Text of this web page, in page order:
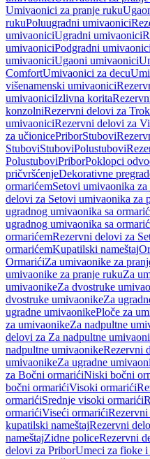
Umivaonici za pranje ruku
rukuPoluugradni umivaonici
umivaoniciUgradni umivaonici
umivaoniciPodgradni umivaonici
umivaoniciUgaoni umivaonici
ComfortUmivaonici za decu
višenamenski umivaonici
umivaoniciIzlivna korita
konzolniRezervni delovi za
umivaoniciRezervni delovi za
za učionicePriborStubovi
StuboviStuboviPolustubovi
PolustuboviPriborPoklopci
pričvršćenjeDekorativne
ormarićemSetovi umivaonika
delovi za Setovi umivaonika za
ugradnog umivaonika sa
ugradnog umivaonika sa
ormarićemRezervni delovi za
ormarićemKupatilski nameštaj
OrmarićiZa umivaonike za
umivaonike za pranje rukuZa
umivaonikeZa dvostruke
dvostruke umivaonikeZa
ugradne umivaonikePloče za
za umivaonikeZa nadpultne
delovi za Za nadpultne
nadpultne umivaonikeRezervni
umivaonikeZa ugradne
za Bočni ormarićiNiski bočni
bočni ormarićiVisoki ormarići
ormarićiSrednje visoki ormarići
ormarićiViseći ormarići
kupatilski nameštajRezervni
nameštajZidne policeRezervni
delovi za PriborUmeci za fioke i